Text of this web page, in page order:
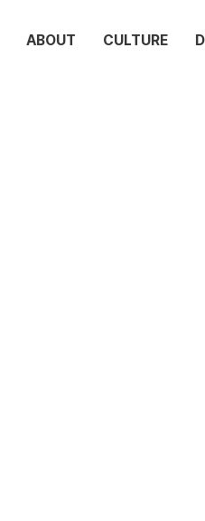
ABOUT CULTURE